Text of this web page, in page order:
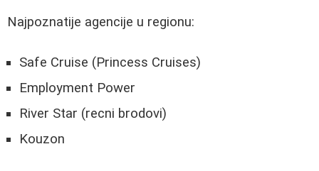
Najpoznatije agencije u regionu:
Safe Cruise (Princess Cruises)
Employment Power
River Star (recni brodovi)
Kouzon